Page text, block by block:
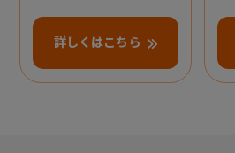
詳しくはこちら